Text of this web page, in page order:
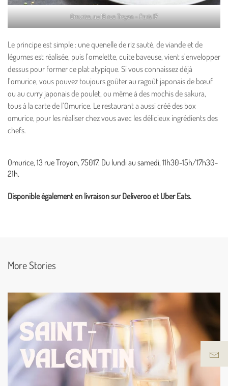
Omurice, au 18 rue Troyon – Paris 17
Le principe est simple : une quenelle de riz sauté, de viande et de
légumes est réalisée, puis l’omelette, cuite baveuse, vient s’envelopper
dessus pour former ce plat atypique. Si vous connaissez déjà
l’omurice, vous pouvez toujours goûter au ragoût japonais de bœuf
ou au curry japonais de poulet, ou même à des mochis de sakura,
tous à la carte de l’Omurice. Le restaurant a aussi créé des box
omurice, pour les réaliser chez vous avec les délicieux ingrédients des
chefs.
Omurice, 13 rue Troyon, 75017. Du lundi au samedi, 11h30-15h/17h30-
21h.
Disponible également en livraison sur Deliveroo et Uber Eats.
More Stories